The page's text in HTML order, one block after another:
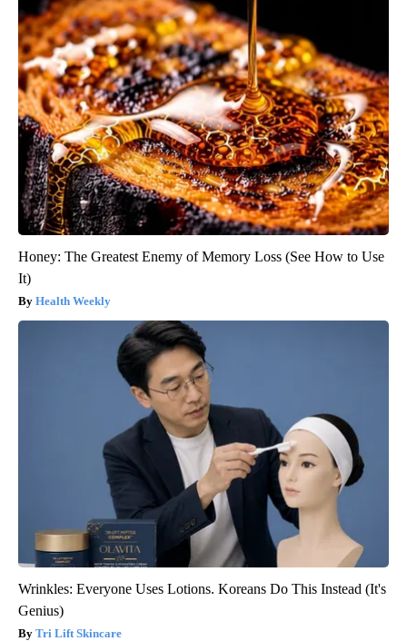
Honey: The Greatest Enemy of Memory Loss (See How to Use
It)
Health Weekly
Wrinkles: Everyone Uses Lotions. Koreans Do This Instead (It's
Genius)
Tri Lift Skincare